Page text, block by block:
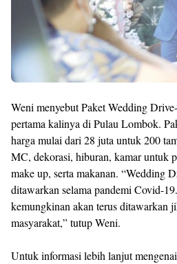
Weni menyebut Paket Wedding
pertama kalinya di Pulau Lombok.
harga mulai dari 28 juta untuk 200
MC, dekorasi, hiburan, kamar untuk
make up, serta makanan. “Wedding
ditawarkan selama pandemi Covid-
kemungkinan akan terus ditawarkan
masyarakat,” tutup Weni.
Untuk informasi lebih lanjut